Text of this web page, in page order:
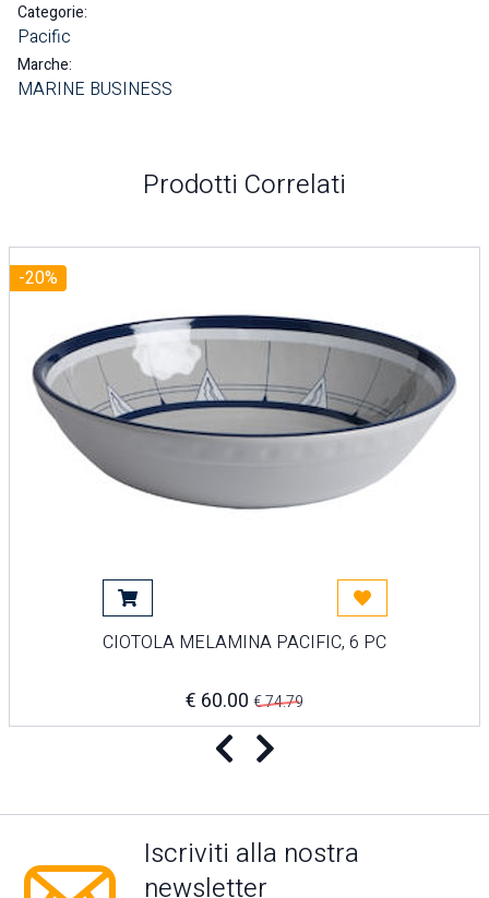
Categorie:
Pacific
Marche:
MARINE BUSINESS
Prodotti Correlati
Aggiungi al carrello
Acquista più tardi
CIOTOLA MELAMINA PACIFIC, 6 PC
€ 60.00 € 74.79
-20%
Iscriviti alla nostra
newsletter